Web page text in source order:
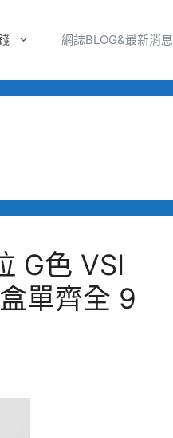
網誌BLOG&最新消息
G色 VSI
單齊全 9